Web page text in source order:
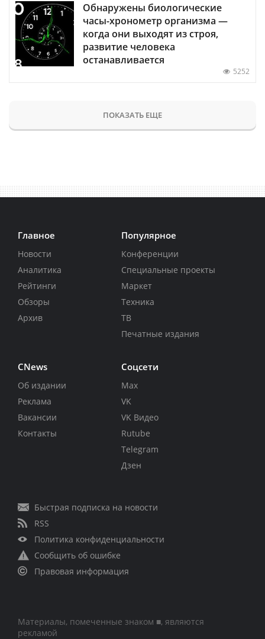
Обнаружены биологические
часы-хронометр организма —
когда они выходят из строя,
развитие человека
останавливается
5252
ПОКАЗАТЬ ЕЩЕ
Главное
Новости
Аналитика
Рейтинги
Обзоры
Архив
Популярное
Конференции
Специальные проекты
Маркет
Техника
ТВ
Печатные издания
CNews
Об издании
Реклама
Вакансии
Контакты
Соцсети
Max
VK
VK Видео
Rutube
Telegram
Дзен
Быстрая подписка на новости
RSS
Политика конфиденциальности
Сообщить об ошибке
Правовая информация
Материалы, помеченные знаком ■, являются
рекламой